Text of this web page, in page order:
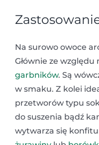
Na surowo owoce
Głównie ze
garbników. Są
w smaku. Z kolei
przetworów typu
do suszenia bądź
wytwarza się